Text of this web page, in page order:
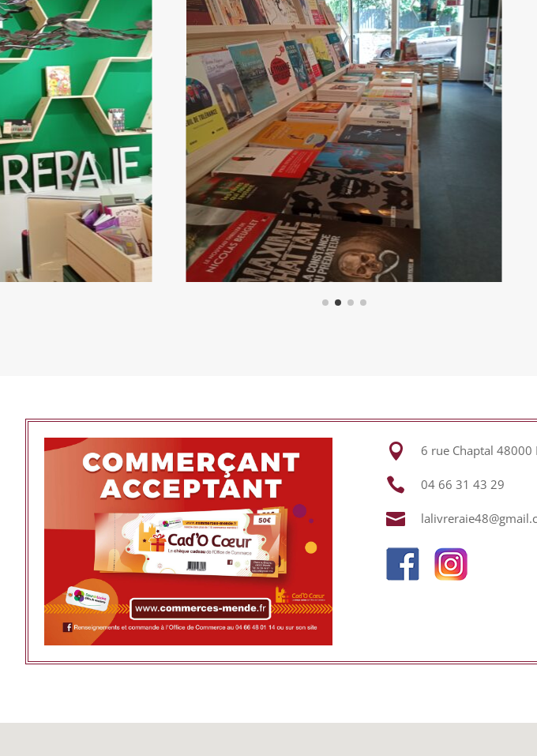
 6 rue Chaptal 48000
 04 66 31 43 29
